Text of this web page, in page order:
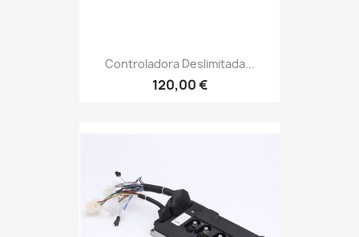
Controladora Deslimitada...
120,00 €